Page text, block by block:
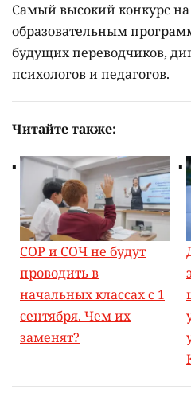
Самый высокий конкурс
образовательным
будущих переводчиков,
психологов и педагогов.
Читайте также:
СОР и СОЧ не будут
проводить в
начальных классах с 1
сентября. Чем их
заменят?